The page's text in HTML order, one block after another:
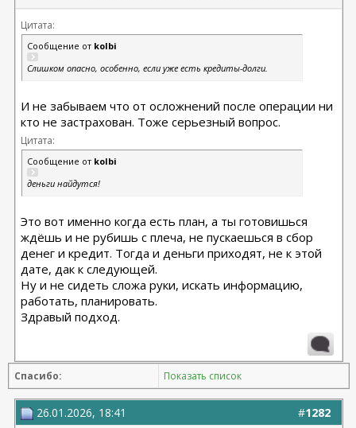
Цитата:
Сообщение от kolbi
Слишком опасно, особенно, если уже есть кредиты-долги.
И не забываем что от осложнений после операции ни
кто не застрахован. Тоже серьезный вопрос.
Цитата:
Сообщение от kolbi
деньги найдутся!
Это вот именно когда есть план, а ты готовишься
ждёшь и не рубишь с плеча, не пускаешься в сбор
денег и кредит. Тогда и деньги приходят, не к этой
дате, дак к следующей.
Ну и не сидеть сложа руки, искать информацию,
работать, планировать.
Здравый подход.
Спасибо: Показать список
#1282
26.01.2026, 18:41